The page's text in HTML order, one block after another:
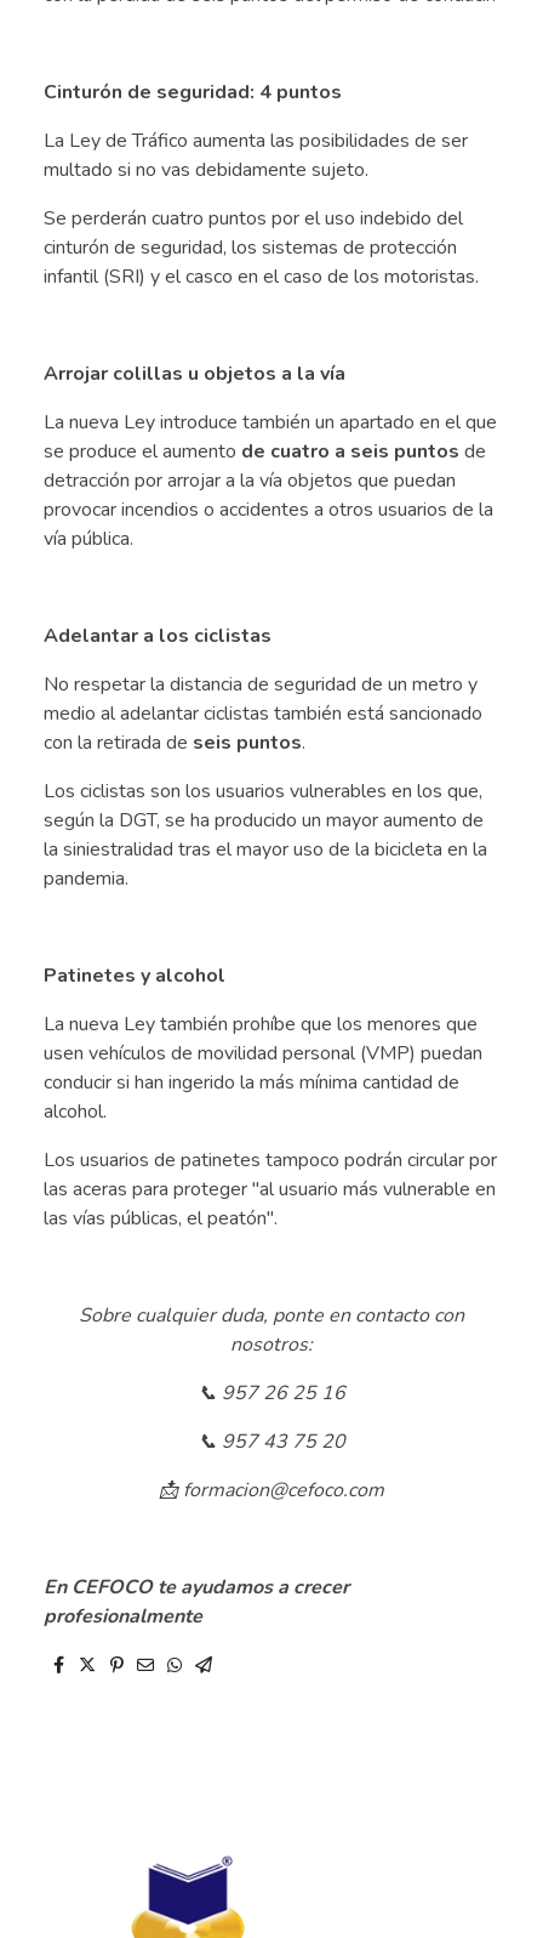
Cinturón de seguridad: 4 puntos
La Ley de Tráfico aumenta las posibilidades de ser
multado si no vas debidamente sujeto.
Se perderán cuatro puntos por el uso indebido del
cinturón de seguridad, los sistemas de protección
infantil (SRI) y el casco en el caso de los motoristas.
Arrojar colillas u objetos a la vía
La nueva Ley introduce también un apartado en el que
se produce el aumento de cuatro a seis puntos de
detracción por arrojar a la vía objetos que puedan
provocar incendios o accidentes a otros usuarios de la
vía pública.
Adelantar a los ciclistas
No respetar la distancia de seguridad de un metro y
medio al adelantar ciclistas también está sancionado
con la retirada de seis puntos.
Los ciclistas son los usuarios vulnerables en los que,
según la DGT, se ha producido un mayor aumento de
la siniestralidad tras el mayor uso de la bicicleta en la
pandemia.
Patinetes y alcohol
La nueva Ley también prohíbe que los menores que
usen vehículos de movilidad personal (VMP) puedan
conducir si han ingerido la más mínima cantidad de
alcohol.
Los usuarios de patinetes tampoco podrán circular por
las aceras para proteger "al usuario más vulnerable en
las vías públicas, el peatón".
Sobre cualquier duda, ponte en contacto con
nosotros:
📞 957 26 25 16
📞 957 43 75 20
📩 formacion@cefoco.com
En CEFOCO te ayudamos a crecer
profesionalmente